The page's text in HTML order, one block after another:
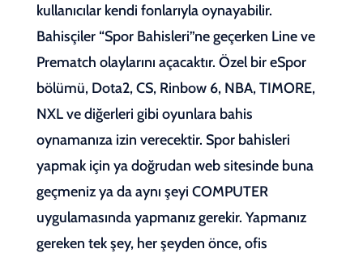
kullanıcılar kendi fonlarıyla oynayabilir.
Bahisçiler “Spor Bahisleri”ne geçerken Line ve
Prematch olaylarını açacaktır. Özel bir eSpor
bölümü, Dota2, CS, Rinbow 6, NBA, TIMORE,
NXL ve diğerleri gibi oyunlara bahis
oynamanıza izin verecektir. Spor bahisleri
yapmak için ya doğrudan web sitesinde buna
geçmeniz ya da aynı şeyi COMPUTER
uygulamasında yapmanız gerekir. Yapmanız
gereken tek şey, her şeyden önce, ofis